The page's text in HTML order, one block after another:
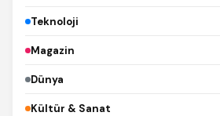
Teknoloji
Magazin
Dünya
Kültür & Sanat